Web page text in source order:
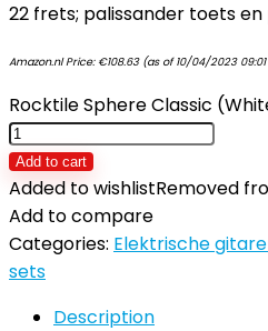
22 frets; palissander toets
Amazon.nl Price: €108.63(as of 10/04/2023 09:01
Rocktile Sphere Classic
Add to cart
Added to wishlistRemoved
Add to compare
Categories: Elektrische
sets
Description